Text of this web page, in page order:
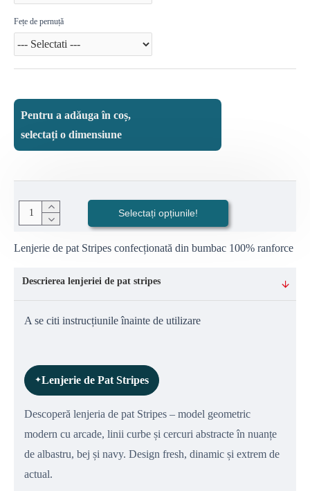
Fețe de pernuță
Pentru a adăuga în coș,
selectați o dimensiune
Selectați opțiunile!
Lenjerie de pat Stripes confecționată din bumbac 100% ranforce
Descrierea lenjeriei de pat stripes
A se citi instrucțiunile înainte de utilizare
Lenjerie de Pat Stripes
Descoperă lenjeria de pat Stripes – model geometric
modern cu arcade, linii curbe și cercuri abstracte în nuanțe
de albastru, bej și navy. Design fresh, dinamic și extrem de
actual.